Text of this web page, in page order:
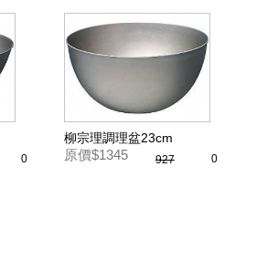
0
柳宗理調理盆23cm
原價$1345 927 0